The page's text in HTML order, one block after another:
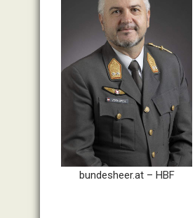
bundesheer.at – HBF